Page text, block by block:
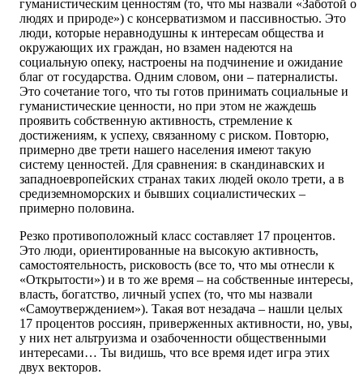
гуманистическим ценностям (то, что мы назвали «Заботой о
людях и природе») с консерватизмом и пассивностью. Это
люди, которые неравнодушны к интересам общества и
окружающих их граждан, но взамен надеются на
социальную опеку, настроены на подчинение и ожидание
благ от государства. Одним словом, они – патерналисты.
Это сочетание того, что ты готов принимать социальные и
гуманистические ценности, но при этом не жаждешь
проявить собственную активность, стремление к
достижениям, к успеху, связанному с риском. Повторю,
примерно две трети нашего населения имеют такую
систему ценностей. Для сравнения: в скандинавских и
западноевропейских странах таких людей около трети, а в
средиземноморских и бывших социалистических –
примерно половина.
Резко противоположный класс составляет 17 процентов.
Это люди, ориентированные на высокую активность,
самостоятельность, рисковость (все то, что мы отнесли к
«Открытости») и в то же время – на собственные интересы,
власть, богатство, личный успех (то, что мы назвали
«Самоутверждением»). Такая вот незадача – нашли целых
17 процентов россиян, приверженных активности, но, увы,
у них нет альтруизма и озабоченности общественными
интересами… Ты видишь, что все время идет игра этих
двух векторов.